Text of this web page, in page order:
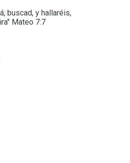
buscad, y hallaréis,
Mateo 7:7